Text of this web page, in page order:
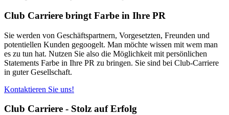
Mehr Podcasts finden
Club Carriere bringt Farbe in Ihre PR
Sie werden von Geschäftspartnern, Vorgesetzten, Freunden und
potentiellen Kunden gegoogelt. Man möchte wissen mit wem man
es zu tun hat. Nutzen Sie also die Möglichkeit mit persönlichen
Statements Farbe in Ihre PR zu bringen. Sie sind bei Club-Carriere
in guter Gesellschaft.
Kontaktieren Sie uns!
Club Carriere - Stolz auf Erfolg